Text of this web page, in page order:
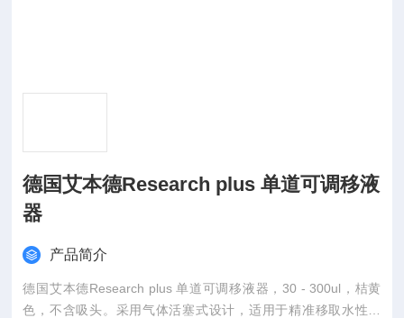
德国艾本德Research plus 单道可调移液
器
产品简介
德国艾本德Research plus 单道可调移液器，30 - 300ul，桔黄
色，不含吸头。采用气体活塞式设计，适用于精准移取水性溶